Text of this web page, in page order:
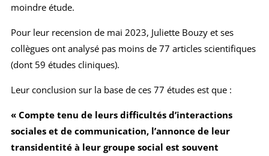
moindre étude.
Pour leur recension de mai 2023, Juliette Bouzy et ses
collègues ont analysé pas moins de 77 articles scientifiques
(dont 59 études cliniques).
Leur conclusion sur la base de ces 77 études est que :
« Compte tenu de leurs difficultés d’interactions
sociales et de communication, l’annonce de leur
transidentité à leur groupe social est souvent